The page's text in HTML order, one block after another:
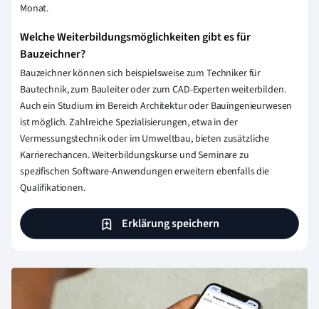
Monat.
Welche Weiterbildungsmöglichkeiten gibt es für
Bauzeichner?
Bauzeichner können sich beispielsweise zum Techniker für
Bautechnik, zum Bauleiter oder zum CAD-Experten weiterbilden.
Auch ein Studium im Bereich Architektur oder Bauingenieurwesen
ist möglich. Zahlreiche Spezialisierungen, etwa in der
Vermessungstechnik oder im Umweltbau, bieten zusätzliche
Karrierechancen. Weiterbildungskurse und Seminare zu
spezifischen Software-Anwendungen erweitern ebenfalls die
Qualifikationen.
Erklärung speichern